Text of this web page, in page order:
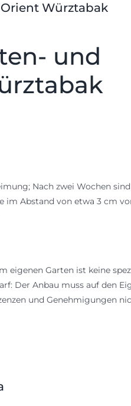
Würztabak
und
Nach zwei Wochen
Abstand von etwa 3 cm
eigenen Garten ist keine
Der Anbau muss auf den
und Genehmigungen